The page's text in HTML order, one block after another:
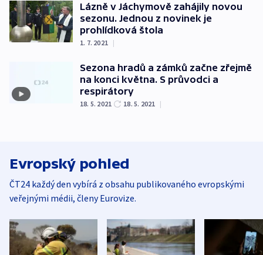
Lázně v Jáchymově zahájily novou
sezonu. Jednou z novinek je
prohlídková štola
1. 7. 2021 |
Sezona hradů a zámků začne zřejmě
na konci května. S průvodci a
respirátory
18. 5. 2021 18. 5. 2021 |
Evropský pohled
ČT24 každý den vybírá z obsahu publikovaného evropskými
veřejnými médii, členy Eurovize.